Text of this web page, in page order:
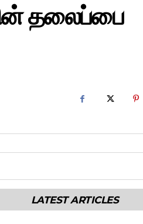
தலைப்பை
LATEST ARTICLES